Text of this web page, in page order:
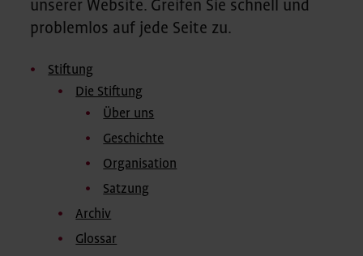
unserer Website. Greifen Sie schnell und
problemlos auf jede Seite zu.
Stiftung
Die Stiftung
Über uns
Geschichte
Organisation
Satzung
Archiv
Glossar